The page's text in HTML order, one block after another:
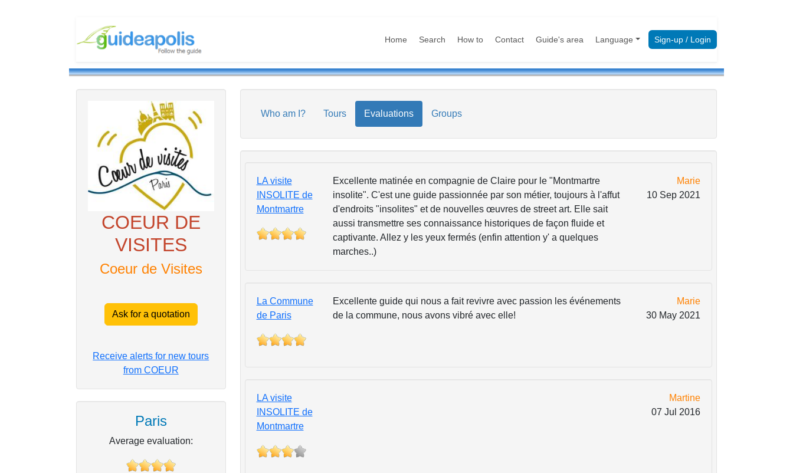
Home Search How to Contact Guide's area Language Sign-up / Login
COEUR DE
VISITES
Coeur de Visites
Ask for a quotation
Receive alerts for new tours
from COEUR
Paris
Average evaluation:
Who am I? Tours Evaluations Groups
LA visite
INSOLITE de
Montmartre
Excellente matinée en compagnie de Claire pour le "Montmartre
insolite". C'est une guide passionnée par son métier, toujours à l'affut
d'endroits "insolites" et de nouvelles œuvres de street art. Elle sait
aussi transmettre ses connaissance historiques de façon fluide et
captivante. Allez y les yeux fermés (enfin attention y' a quelques
marches..)
Marie
10 Sep 2021
La Commune
de Paris
Excellente guide qui nous a fait revivre avec passion les événements
de la commune, nous avons vibré avec elle!
Marie
30 May 2021
LA visite
INSOLITE de
Montmartre
Martine
07 Jul 2016